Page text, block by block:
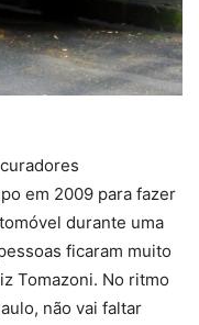
em 2009 para fazer
durante uma
ficaram muito
Tomazoni. No ritmo
não vai faltar